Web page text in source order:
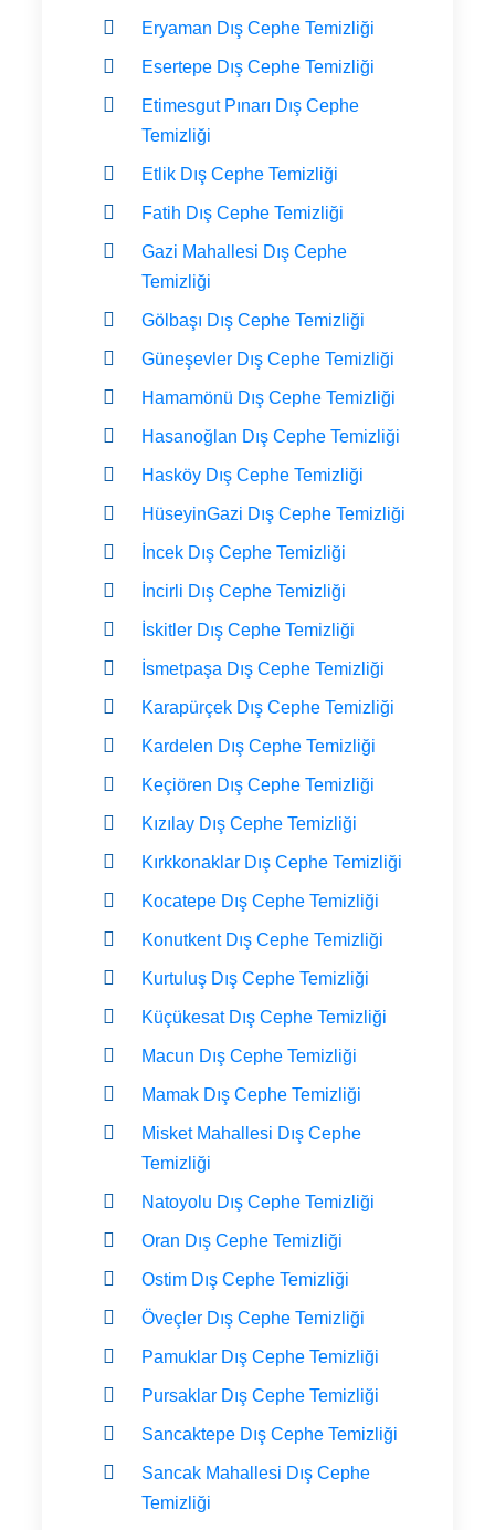
Eryaman Dış Cephe Temizliği
Esertepe Dış Cephe Temizliği
Etimesgut Pınarı Dış Cephe
Temizliği
Etlik Dış Cephe Temizliği
Fatih Dış Cephe Temizliği
Gazi Mahallesi Dış Cephe
Temizliği
Gölbaşı Dış Cephe Temizliği
Güneşevler Dış Cephe Temizliği
Hamamönü Dış Cephe Temizliği
Hasanoğlan Dış Cephe Temizliği
Hasköy Dış Cephe Temizliği
HüseyinGazi Dış Cephe Temizliği
İncek Dış Cephe Temizliği
İncirli Dış Cephe Temizliği
İskitler Dış Cephe Temizliği
İsmetpaşa Dış Cephe Temizliği
Karapürçek Dış Cephe Temizliği
Kardelen Dış Cephe Temizliği
Keçiören Dış Cephe Temizliği
Kızılay Dış Cephe Temizliği
Kırkkonaklar Dış Cephe Temizliği
Kocatepe Dış Cephe Temizliği
Konutkent Dış Cephe Temizliği
Kurtuluş Dış Cephe Temizliği
Küçükesat Dış Cephe Temizliği
Macun Dış Cephe Temizliği
Mamak Dış Cephe Temizliği
Misket Mahallesi Dış Cephe
Temizliği
Natoyolu Dış Cephe Temizliği
Oran Dış Cephe Temizliği
Ostim Dış Cephe Temizliği
Öveçler Dış Cephe Temizliği
Pamuklar Dış Cephe Temizliği
Pursaklar Dış Cephe Temizliği
Sancaktepe Dış Cephe Temizliği
Sancak Mahallesi Dış Cephe
Temizliği